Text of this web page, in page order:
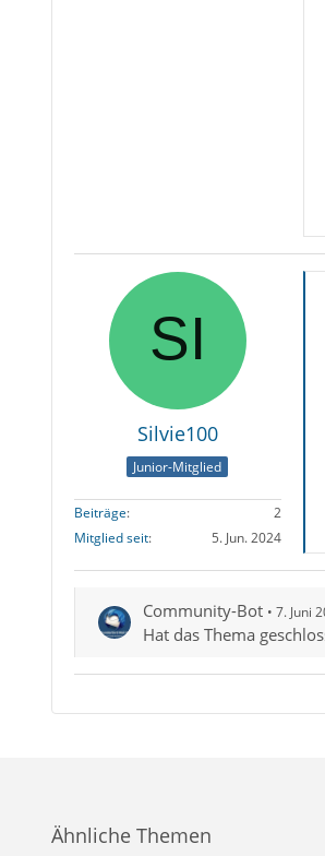
Silvie100
Junior-Mitglied
Beiträge
2
Mitglied seit
5. Jun. 2024
Community-Bot 7. Juni
Hat das Thema
Ähnliche Themen